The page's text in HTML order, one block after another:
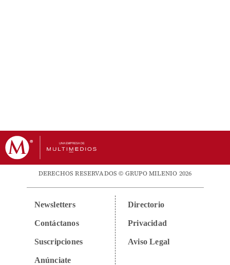
DERECHOS RESERVADOS © GRUPO MILENIO 2026
Newsletters
Contáctanos
Suscripciones
Anúnciate
Directorio
Privacidad
Aviso Legal